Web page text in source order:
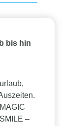
bis hin
–